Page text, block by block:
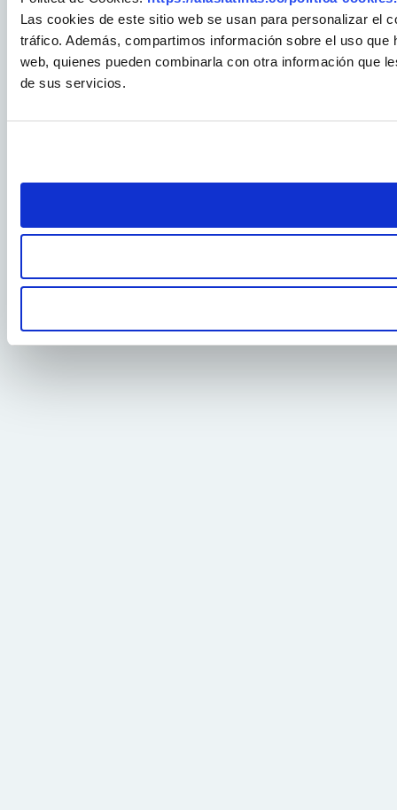
Las cookies de este sitio web se usan para personalizar el
tráfico. Además, compartimos información sobre el uso
web, quienes pueden combinarla con otra información que
de sus servicios.